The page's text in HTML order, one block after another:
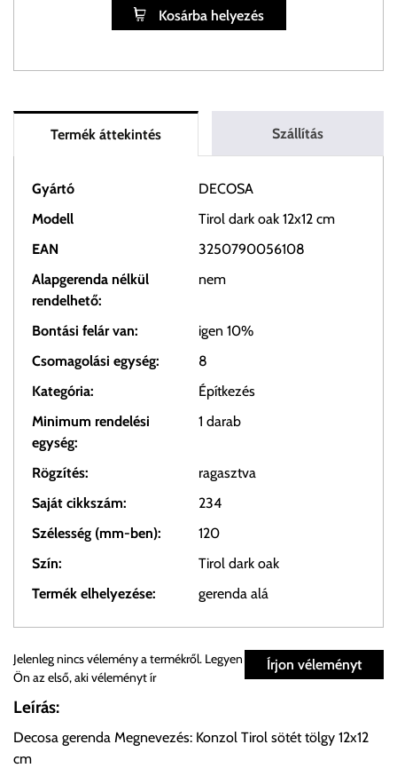
Kosárba helyezés
Termék áttekintés Szállítás
Gyártó
DECOSA
Modell
Tirol dark oak 12x12 cm
EAN
3250790056108
Alapgerenda nélkül
rendelhető:
nem
Bontási felár van:
igen 10%
Csomagolási egység:
8
Kategória:
Építkezés
Minimum rendelési
egység:
1 darab
Rögzítés:
ragasztva
Saját cikkszám:
234
Szélesség (mm-ben):
120
Szín:
Tirol dark oak
Termék elhelyezése:
gerenda alá
Személyes átvétel:
Önnek lehetősége van rendelését a beérkezést követően
ingyenesen átvenni Budapesti Cégcsoportunk Stúdiójában
előre egyeztetett időpontban.
Írjon véleményt
Jelenleg nincs vélemény a termékről. Legyen
Ön az első, aki véleményt ír
Leírás:
Decosa gerenda Megnevezés: Konzol Tirol sötét tölgy 12x12
cm